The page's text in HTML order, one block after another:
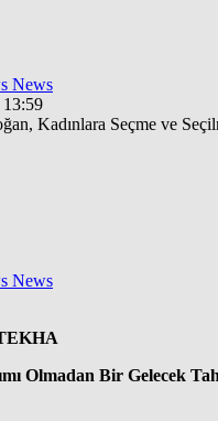
News
13:59
News
Olmadan Bir Gelecek